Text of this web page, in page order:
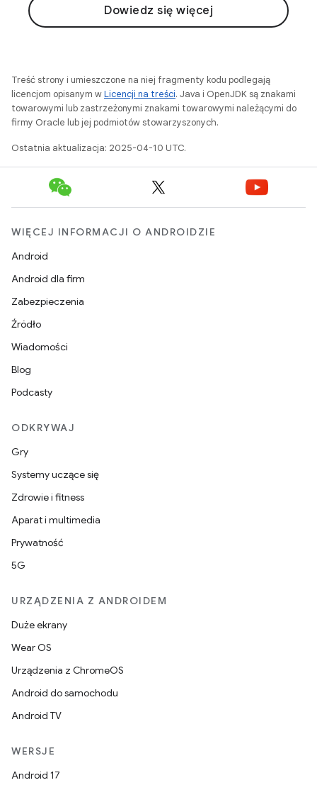
Dowiedz się więcej
Treść strony i umieszczone na niej fragmenty kodu podlegają
licencjom opisanym wLicencji na treści. Java i OpenJDK są znakami
towarowymi lub zastrzeżonymi znakami towarowymi należącymi do
firmy Oracle lub jej podmiotów stowarzyszonych.
Ostatnia aktualizacja: 2025-04-10 UTC.
WIĘCEJ INFORMACJI O ANDROIDZIE
Android
Android dla firm
Zabezpieczenia
Źródło
Wiadomości
Blog
Podcasty
ODKRYWAJ
Gry
Systemy uczące się
Zdrowie i fitness
Aparat i multimedia
Prywatność
5G
URZĄDZENIA Z ANDROIDEM
Duże ekrany
Wear OS
Urządzenia z ChromeOS
Android do samochodu
Android TV
WERSJE
Android 17